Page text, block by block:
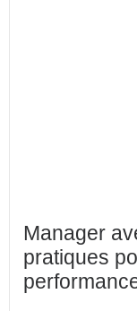
Manager
pratiques